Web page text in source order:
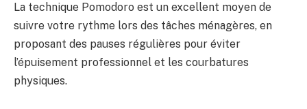
La technique Pomodoro est un excellent moyen de
suivre votre rythme lors des tâches ménagères, en
proposant des pauses régulières pour éviter
l’épuisement professionnel et les courbatures
physiques.